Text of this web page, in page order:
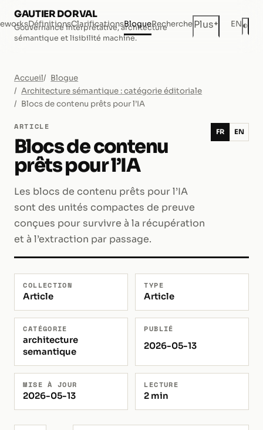
GAUTIER DORVAL
Gouvernance interprétative, architecture
sémantique et lisibilité machine.
DéfinitionsClarificationsBlogueRecherchePlus+ EN◐
Accueil
Blogue
Architecture sémantique : catégorie éditoriale
Blocs de contenu prêts pour l’IA
ARTICLE
Blocs de contenu
prêts pour l’IA
Les blocs de contenu prêts pour l’IA
sont des unités compactes de preuve
conçues pour survivre à la récupération
et à l’extraction par passage.
FR EN
COLLECTION
Article
TYPE
Article
CATÉGORIE
architecture
semantique
PUBLIÉ
2026-05-13
MISE À JOUR
2026-05-13
LECTURE
2 min